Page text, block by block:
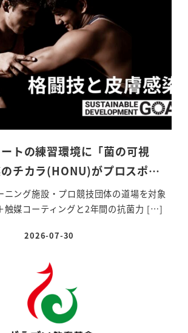
トの練習環境に「菌の可視
チカラ(HONU)がプロスポ…
ニング施設・プロ競技団体の道場を対象
触媒コーティングと2年間の抗菌力 […]
投稿日
2026-07-30